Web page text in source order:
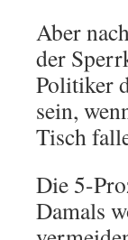
Aber
der
Politiker
sein,
Tisch
Die 5-
Damals